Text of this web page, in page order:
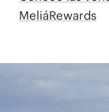
MeliáRewards